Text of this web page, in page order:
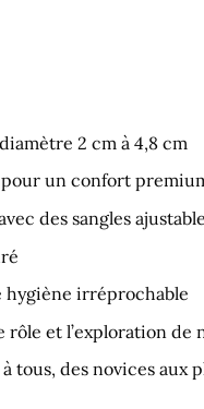
2 cm à 4,8 cm
un confort
des sangles
hygiène irréprochable
rôle et l’exploration de
tous, des novices aux